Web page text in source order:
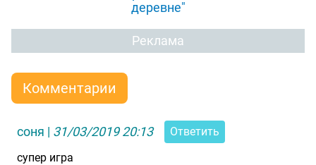
деревне"
Реклама
Комментарии
соня | 31/03/2019 20:13
Ответить
супер игра